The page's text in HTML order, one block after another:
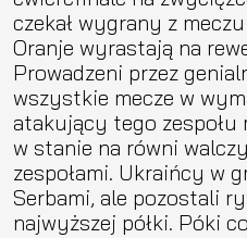
czekał wygrany z
Oranje wyrastają na
Prowadzeni przez
wszystkie mecze w
atakujący tego zespołu
w stanie na równi
zespołami. Ukraińcy w
Serbami, ale pozostali
najwyższej półki. Póki